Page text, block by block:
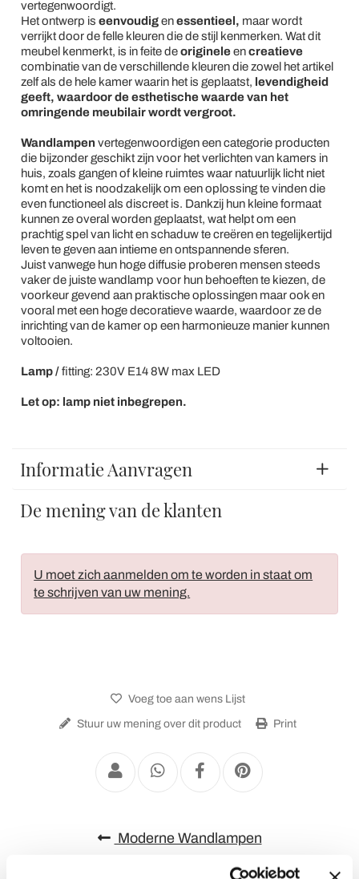
vertegenwoordigt.
Het ontwerp is eenvoudigenessentieel, maar wordt
verrijkt door de felle kleuren die de stijl kenmerken. Wat dit
meubel kenmerkt, is in feite deorigineleencreatieve
combinatie van de verschillende kleuren die zowel het artikel
zelf als de hele kamer waarin het is geplaatst, levendigheid
geeft, waardoor de esthetische waarde van het
omringende meubilair wordt vergroot.
Wandlampen vertegenwoordigen een categorie producten
die bijzonder geschikt zijn voor het verlichten van kamers in
huis, zoals gangen of kleine ruimtes waar natuurlijk licht niet
komt en het is noodzakelijk om een oplossing te vinden die
even functioneel als discreet is. Dankzij hun kleine formaat
kunnen ze overal worden geplaatst, wat helpt om een
prachtig spel van licht en schaduw te creëren en tegelijkertijd
leven te geven aan intieme en ontspannende sferen.
Juist vanwege hun hoge diffusie proberen mensen steeds
vaker de juiste wandlamp voor hun behoeften te kiezen, de
voorkeur gevend aan praktische oplossingen maar ook en
vooral met een hoge decoratieve waarde, waardoor ze de
inrichting van de kamer op een harmonieuze manier kunnen
voltooien.
Lamp /fitting: 230V E14 8W max LED
Let op: lamp niet inbegrepen.
Informatie Aanvragen
De mening van de klanten
U moet zich aanmelden om te worden in staat om
te schrijven van uw mening.
Voeg toe aan wens Lijst
Stuur uw mening over dit product Print
Moderne Wandlampen